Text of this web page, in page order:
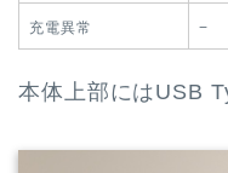
充電異常 −
本体上部にはUSB